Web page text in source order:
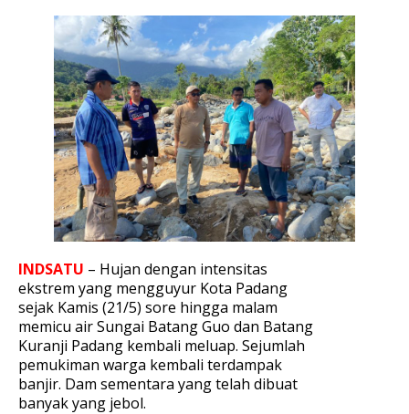
INDSATU – Hujan dengan intensitas
ekstrem yang mengguyur Kota Padang
sejak Kamis (21/5) sore hingga malam
memicu air Sungai Batang Guo dan Batang
Kuranji Padang kembali meluap. Sejumlah
pemukiman warga kembali terdampak
banjir. Dam sementara yang telah dibuat
banyak yang jebol.